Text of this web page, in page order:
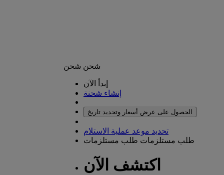
شحن شحن
إبدأ الآن
إنشاء شحنة
الحصول على عرض أسعار وتحديد تاريخ
تحديد موعد عملية الاستلام
طلب مستلزمات طلب مستلزمات
اكتشف الآن